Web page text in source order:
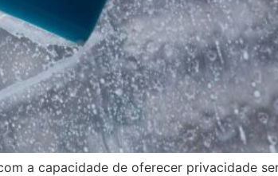
a capacidade de oferecer privacidade